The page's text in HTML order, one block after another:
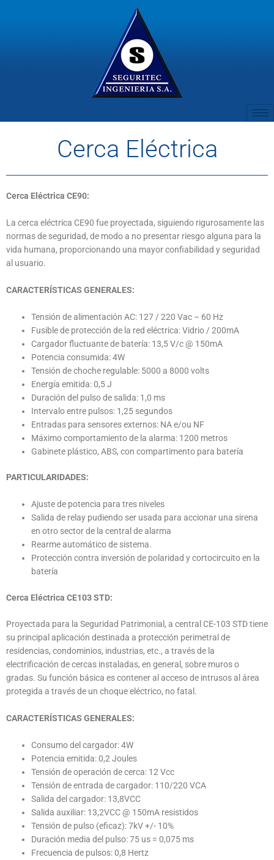
Cerca Eléctrica
Cerca Eléctrica CE90:
La cerca eléctrica CE90 fue proyectada, siguiendo rigurosamente las
normas de seguridad, de modo a no presentar riesgo alguna para la
vida humana, proporcionando una mayor confiabilidad y seguridad
al usuario.
CARACTERÍSTICAS GENERALES:
Tensión de alimentación AC: 127 / 220 Vac – 60 Hz
Fusible de protección de la red eléctrica: Vidrio / 200mA
Cargador fluctuante de batería: 13,5 V/c @ 150mA
Potencia consumida: 4W
Tensión de choche regulable: 5000 a 8000 volts
Energía emitida: 0,5 J
Duración del pulso de salida: 1,0 ms
Intervalo entre pulsos: 1,25 segundos
Entradas para sensores externos: NA e/ou NF
Máximo comportamiento de la alarma: 1200 metros
Gabinete plástico, ABS, con compartimento para batería
PARTICULARIDADES:
Ajuste de potencia para tres niveles
Salida de relay pudiendo ser usada para accionar una sirena
en otro sector de la central de alarma
Rearme automático de sistema.
Protección contra inversión de polaridad y cortocircuito en la
batería
Cerca Eléctrica CE103 STD:
Proyectada para la Seguridad Patrimonial, a central CE-103 STD tiene
su principal aplicación destinada a protección perimetral de
residencias, condominios, industrias, etc., a través de la
electrificación de cercas instaladas, en general, sobre muros o
gradas. Su función básica es contener al acceso de intrusos al área
protegida a través de un choque eléctrico, no fatal.
CARACTERÍSTICAS GENERALES:
Consumo del cargador: 4W
Potencia emitida: 0,2 Joules
Tensión de operación de cerca: 12 Vcc
Tensión de entrada de cargador: 110/220 VCA
Salida del cargador: 13,8VCC
Salida auxiliar: 13,2VCC @ 150mA resistidos
Tensión de pulso (eficaz): 7kV +/- 10%
Duración media del pulso: 75 us = 0,075 ms
Frecuencia de pulsos: 0,8 Hertz